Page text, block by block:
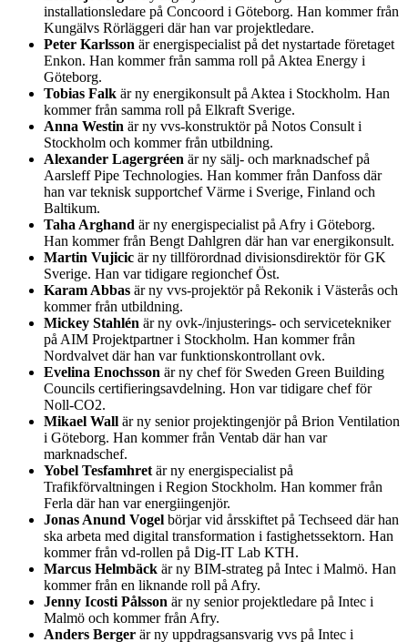
installationsledare på Concoord i Göteborg. Han kommer från
Kungälvs Rörläggeri där han var projektledare.
Peter Karlsson är energispecialist på det nystartade företaget
Enkon. Han kommer från samma roll på Aktea Energy i
Göteborg.
Tobias Falk är ny energikonsult på Aktea i Stockholm. Han
kommer från samma roll på Elkraft Sverige.
Anna Westin är ny vvs-konstruktör på Notos Consult i
Stockholm och kommer från utbildning.
Alexander Lagergréen är ny sälj- och marknadschef på
Aarsleff Pipe Technologies. Han kommer från Danfoss där
han var teknisk supportchef Värme i Sverige, Finland och
Baltikum.
Taha Arghand är ny energispecialist på Afry i Göteborg.
Han kommer från Bengt Dahlgren där han var energikonsult.
Martin Vujicic är ny tillförordnad divisionsdirektör för GK
Sverige. Han var tidigare regionchef Öst.
Karam Abbas är ny vvs-projektör på Rekonik i Västerås och
kommer från utbildning.
Mickey Stahlén är ny ovk-/injusterings- och servicetekniker
på AIM Projektpartner i Stockholm. Han kommer från
Nordvalvet där han var funktionskontrollant ovk.
Evelina Enochsson är ny chef för Sweden Green Building
Councils certifieringsavdelning. Hon var tidigare chef för
Noll-CO2.
Mikael Wall är ny senior projektingenjör på Brion Ventilation
i Göteborg. Han kommer från Ventab där han var
marknadschef.
Yobel Tesfamhret är ny energispecialist på
Trafikförvaltningen i Region Stockholm. Han kommer från
Ferla där han var energiingenjör.
Jonas Anund Vogel börjar vid årsskiftet på Techseed där han
ska arbeta med digital transformation i fastighetssektorn. Han
kommer från vd-rollen på Dig-IT Lab KTH.
Marcus Helmbäck är ny BIM-strateg på Intec i Malmö. Han
kommer från en liknande roll på Afry.
Jenny Icosti Pålsson är ny senior projektledare på Intec i
Malmö och kommer från Afry.
Anders Berger är ny uppdragsansvarig vvs på Intec i